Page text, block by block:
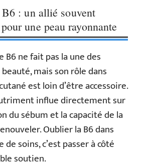
: un allié souvent
une peau rayonnante
B6 ne fait pas la une des
mais son rôle dans
est loin d’être accessoire.
influe directement sur
du sébum et la capacité de la
Oublier la B6 dans
soins, c’est passer à côté
soutien.